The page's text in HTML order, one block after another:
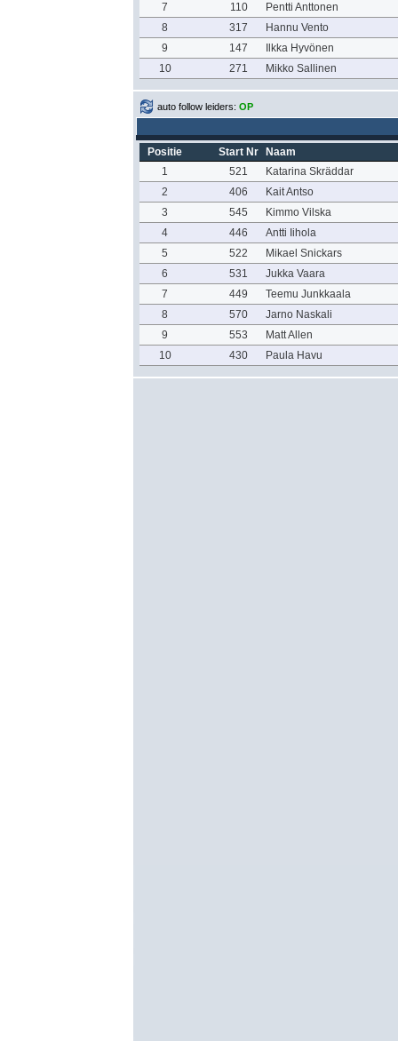
7
110
Pentti Anttonen
8
317
Hannu Vento
9
147
Ilkka Hyvönen
10
271 Mikko Sallinen
auto follow leiders: OP
Positie Start Nr
Naam
1
521
Katarina Skräddar
2
406
Kait Antso
3
545
Kimmo Vilska
4
446
Antti Iihola
5
522
Mikael Snickars
6
531
Jukka Vaara
7
449
Teemu Junkkaala
8
570
Jarno Naskali
9
553
Matt Allen
10
430 Paula Havu